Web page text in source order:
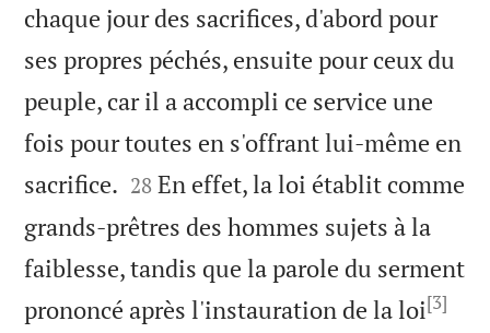
chaque jour des sacrifices, d'abord pour
ses propres péchés, ensuite pour ceux du
peuple, car il a accompli ce service une
fois pour toutes en s'offrant lui-même en
sacrifice. 

28 En effet, la loi établit comme
grands-prêtres des hommes sujets à la
faiblesse, tandis que la parole du serment
prononcé après l'instauration de la loi[3]